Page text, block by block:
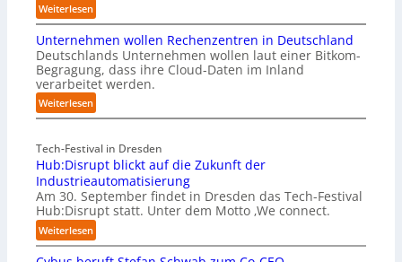
Weiterlesen:
P
r
ä
z
i
e
D
-
I
n
s
p
e
Unternehmen wollen Rechenzentren in Deutschland
Deutschlands Unternehmen wollen laut einer Bitkom-
Begragung, dass ihre Cloud-Daten im Inland
verarbeitet werden.
Weiterlesen:
U
t
e
r
n
e
h
m
Tech-Festival in Dresden
Hub:Disrupt blickt auf die Zukunft der
Industrieautomatisierung
Am 30. September findet in Dresden das Tech-Festival
Hub:Disrupt statt. Unter dem Motto ‚We connect.
Weiterlesen:
H